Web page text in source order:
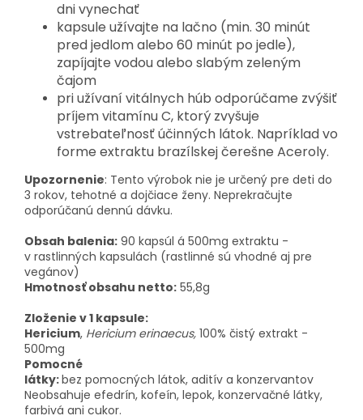
dni vynechať
kapsule užívajte na lačno (min. 30 minút
pred jedlom alebo 60 minút po jedle),
zapíjajte vodou alebo slabým zeleným
čajom
pri užívaní vitálnych húb odporúčame zvýšiť
príjem vitamínu C, ktorý zvyšuje
vstrebateľnosť účinných látok. Napríklad vo
forme extraktu brazílskej čerešne Aceroly.
Upozornenie: Tento výrobok nie je určený pre deti do
3 rokov, tehotné a dojčiace ženy. Neprekračujte
odporúčanú dennú dávku.
Obsah balenia: 90 kapsúl á 500mg extraktu -
v rastlinných kapsulách (rastlinné sú vhodné aj pre
vegánov)
Hmotnosť obsahu netto: 55,8g
Zloženie v 1 kapsule:
Hericium, Hericium erinaecus, 100% čistý extrakt -
500mg
Pomocné
látky:bez pomocných látok, aditív a konzervantov
Neobsahuje efedrín, kofeín, lepok, konzervačné látky,
farbivá ani cukor.